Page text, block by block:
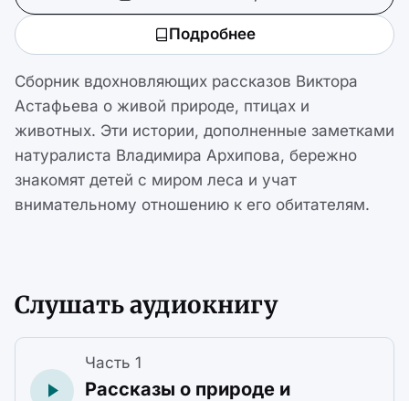
Подробнее
Сборник вдохновляющих рассказов Виктора
Астафьева о живой природе, птицах и
животных. Эти истории, дополненные заметками
натуралиста Владимира Архипова, бережно
знакомят детей с миром леса и учат
внимательному отношению к его обитателям.
Слушать аудиокнигу
Часть 1
Рассказы о природе и